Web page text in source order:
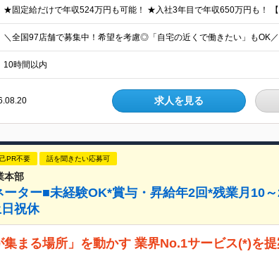
10時間以内
求人を見る
PR不要 話を聞きたい応募可
本部
ーター■未経験OK*賞与・昇給年2回*残業月10
祝休
集まる場所」を動かす 業界No.1サービス(*)を